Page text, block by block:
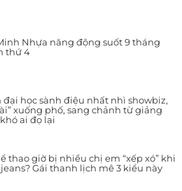
Nhựa năng động suốt 9 tháng
thứ 4
đại học sành điệu nhất nhì showbiz,
xuống phố, sang chảnh từ giảng
ai đọ lại
thao giờ bị nhiều chị em “xếp xó” khi
Gái thanh lịch mê 3 kiểu này